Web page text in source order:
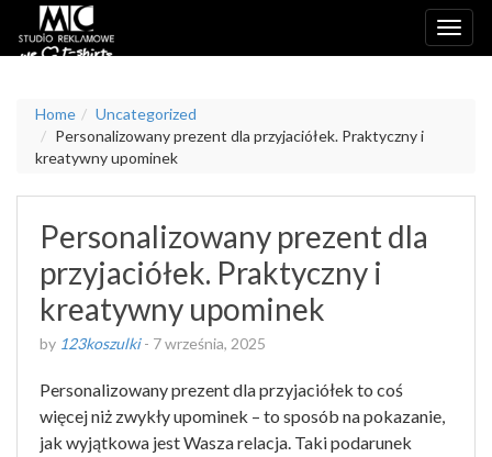
Home
Uncategorized
Personalizowany prezent dla przyjaciółek. Praktyczny i
kreatywny upominek
Personalizowany prezent dla
przyjaciółek. Praktyczny i
kreatywny upominek
by 123koszulki- 7 września, 2025
Personalizowany prezent dla przyjaciółek to coś
więcej niż zwykły upominek – to sposób na pokazanie,
jak wyjątkowa jest Wasza relacja. Taki podarunek